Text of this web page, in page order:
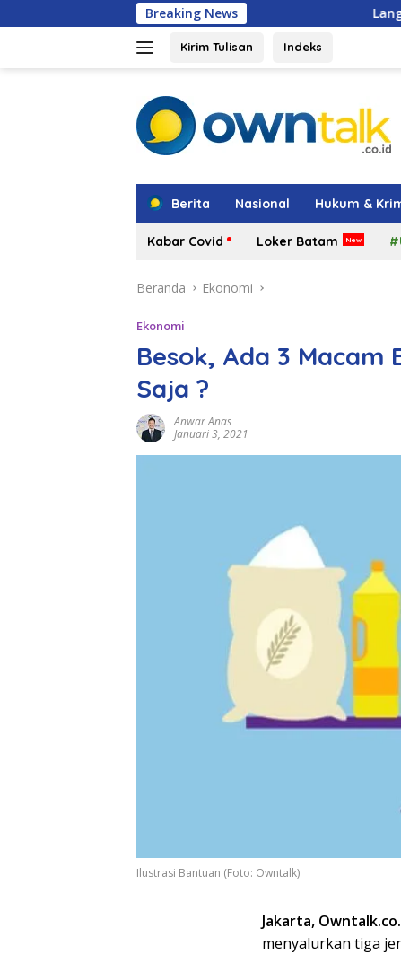
ke
Breaking News Langkah Strategis
Kirim Tulisan Indeks
Berita Nasional Hukum &
Kabar Covid Loker Batam
Beranda Ekonomi
Ekonomi
Besok, Ada 3 Macam
Saja ?
Anwar Anas
Januari 3, 2021
Ilustrasi Bantuan (Foto: Owntalk)
Jakarta,
menyalurkan tiga